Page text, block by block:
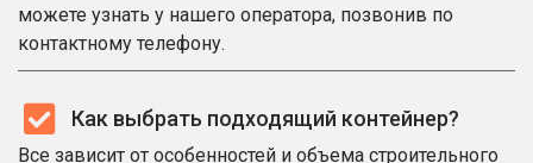
можете узнать у нашего оператора, позвонив по
контактному телефону.
Как выбрать подходящий контейнер?
Все зависит от особенностей и объема строительного